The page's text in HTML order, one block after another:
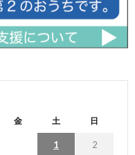
金 土 日
1 2